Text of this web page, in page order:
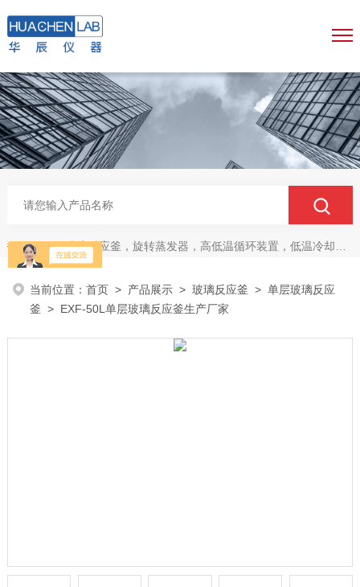
热门关键词：玻璃反应釜，旋转蒸发器，高低温循环装置，低温冷却液循环泵，真空冷冻干燥机
当前位置：首页 > 产品展示 >玻璃反应釜 >单层玻璃反应
釜 > EXF-50L单层玻璃反应釜生产厂家